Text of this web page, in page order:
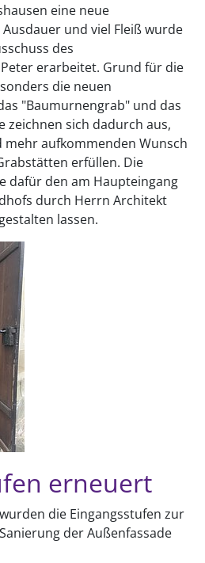
eine neue
und viel Fleiß wurde
des
erarbeitet. Grund für die
die neuen
"Baumurnengrab" und das
zeichnen sich dadurch aus,
mehr aufkommenden Wunsch
erfüllen. Die
dafür den am Haupteingang
durch Herrn Architekt
lassen.
erneuert
die Eingangsstufen zur
der Außenfassade